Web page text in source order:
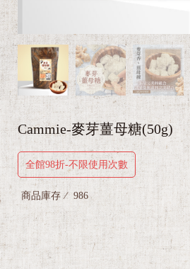
Cammie-麥芽薑母糖(50g)
全館98折-不限使用次數
商品庫存 986